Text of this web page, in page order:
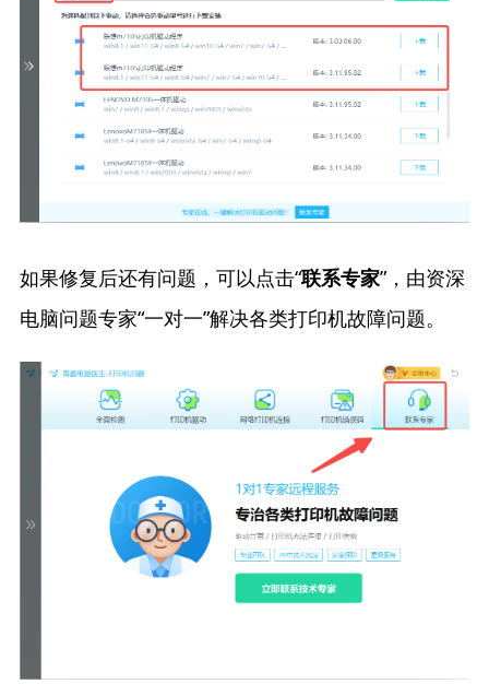
如果修复后还有问题，可以点击“联系专家”，由资深
电脑问题专家“一对一”解决各类打印机故障问题。